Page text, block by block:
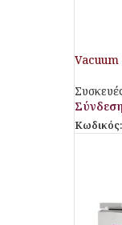
Vacuum
Σύνδεση
Κωδικός: